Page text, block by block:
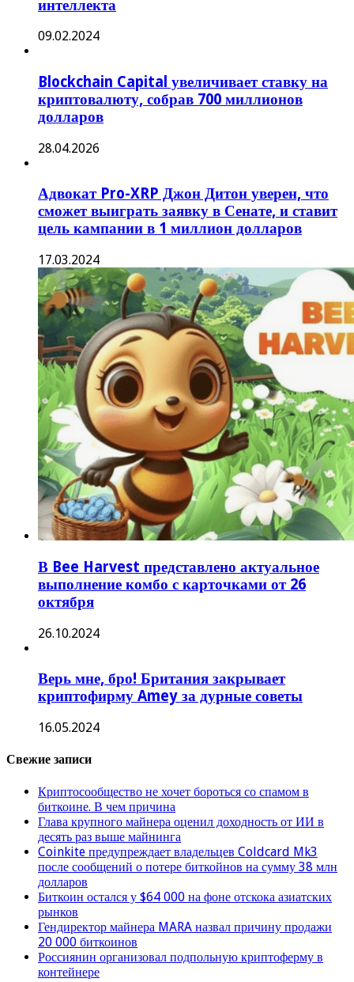
интеллекта
09.02.2024
Blockchain Capital увеличивает ставку на
криптовалюту, собрав 700 миллионов
долларов
28.04.2026
Адвокат Pro-XRP Джон Дитон уверен, что
сможет выиграть заявку в Сенате, и ставит
цель кампании в 1 миллион долларов
17.03.2024
В Bee Harvest представлено актуальное
выполнение комбо с карточками от 26
октября
26.10.2024
Верь мне, бро! Британия закрывает
криптофирму Amey за дурные советы
16.05.2024
Свежие записи
Криптосообщество не хочет бороться со спамом в
биткоине. В чем причина
Глава крупного майнера оценил доходность от ИИ в
десять раз выше майнинга
Coinkite предупреждает владельцев Coldcard Mk3
после сообщений о потере биткойнов на сумму 38 млн
долларов
Биткоин остался у $64 000 на фоне отскока азиатских
рынков
Гендиректор майнера MARA назвал причину продажи
20 000 биткоинов
Россиянин организовал подпольную криптоферму в
контейнере